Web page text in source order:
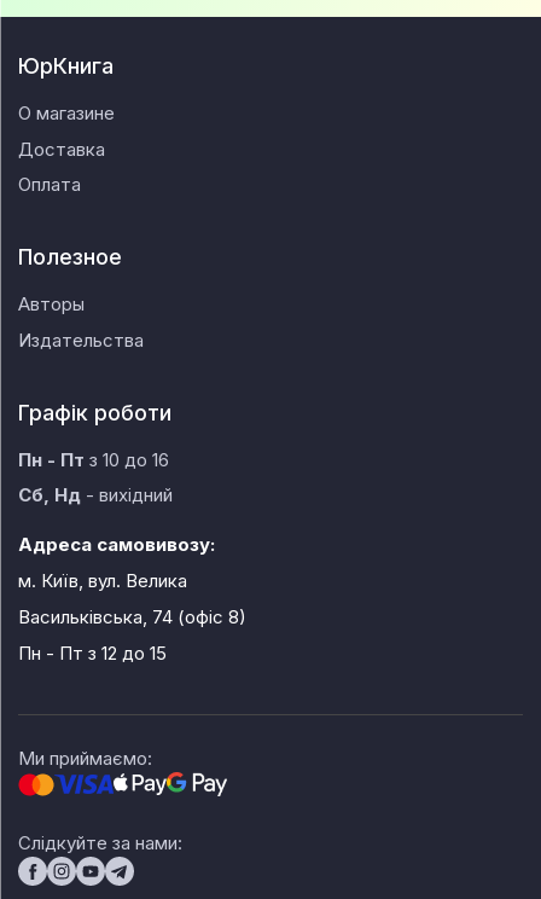
ЮрКнига
О магазине
Доставка
Оплата
Полезное
Авторы
Издательства
Графік роботи
Пн - Пт з 10 до 16
Сб, Нд - вихідний
Адреса самовивозу:
м. Київ, вул. Велика
Васильківська, 74 (офіс 8)
Пн - Пт з 12 до 15
Ми приймаємо:
Слідкуйте за нами: